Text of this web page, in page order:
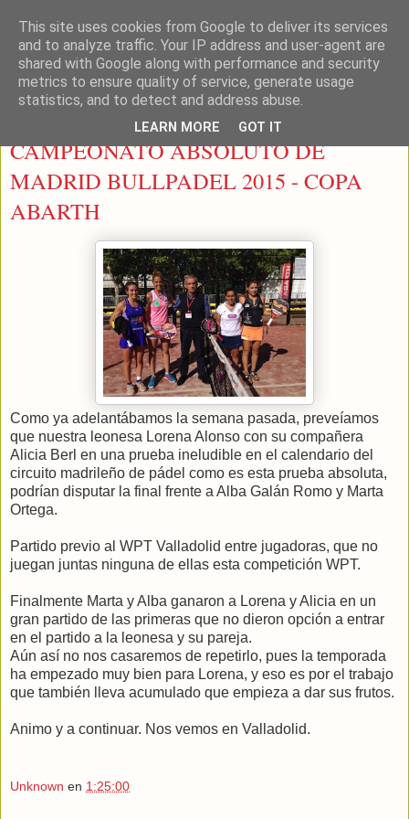
LEON PADEL
lunes, 15 de junio de 2015
CAMPEONATO ABSOLUTO DE
MADRID BULLPADEL 2015 - COPA
ABARTH
Como ya adelantábamos la semana pasada, preveíamos
que nuestra leonesa Lorena Alonso con su compañera
Alicia Berl en una prueba ineludible en el calendario del
circuito madrileño de pádel como es esta prueba absoluta,
podrían disputar la final frente a Alba Galán Romo y Marta
Ortega.
Partido previo al WPT Valladolid entre jugadoras, que no
juegan juntas ninguna de ellas esta competición WPT.
Finalmente Marta y Alba ganaron a Lorena y Alicia en un
gran partido de las primeras que no dieron opción a entrar
en el partido a la leonesa y su pareja.
Aún así no nos casaremos de repetirlo, pues la temporada
ha empezado muy bien para Lorena, y eso es por el trabajo
que también lleva acumulado que empieza a dar sus frutos.
Animo y a continuar. Nos vemos en Valladolid.
Unknown en 1:25:00
This site uses cookies from Google to deliver its services
and to analyze traffic. Your IP address and user-agent are
shared with Google along with performance and security
metrics to ensure quality of service, generate usage
statistics, and to detect and address abuse.
LEARN MORE GOT IT